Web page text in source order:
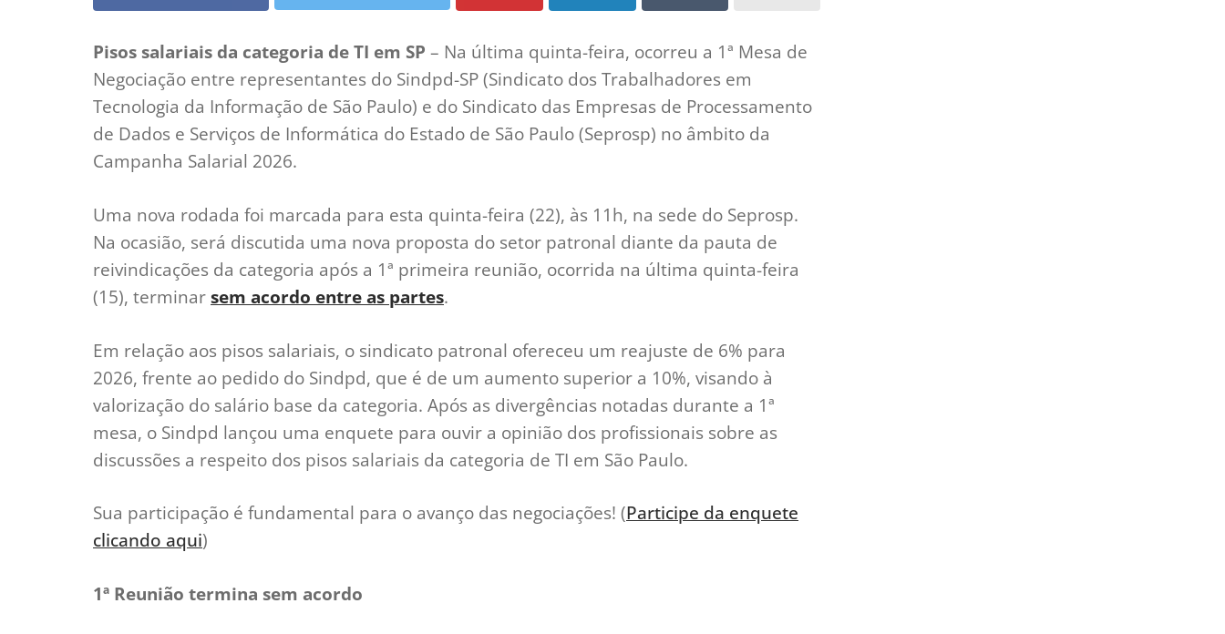
Pisos salariais da categoria de TI em SP – Na última quinta-feira, ocorreu a 1ª Mesa de
Negociação entre representantes do Sindpd-SP (Sindicato dos Trabalhadores em
Tecnologia da Informação de São Paulo) e do Sindicato das Empresas de Processamento
de Dados e Serviços de Informática do Estado de São Paulo (Seprosp) no âmbito da
Campanha Salarial 2026.
Uma nova rodada foi marcada para esta quinta-feira (22), às 11h, na sede do Seprosp.
Na ocasião, será discutida uma nova proposta do setor patronal diante da pauta de
reivindicações da categoria após a 1ª primeira reunião, ocorrida na última quinta-feira
(15), terminarsem acordo entre as partes.
Em relação aos pisos salariais, o sindicato patronal ofereceu um reajuste de 6% para
2026, frente ao pedido do Sindpd, que é de um aumento superior a 10%, visando à
valorização do salário base da categoria. Após as divergências notadas durante a 1ª
mesa, o Sindpd lançou uma enquete para ouvir a opinião dos profissionais sobre as
discussões a respeito dos pisos salariais da categoria de TI em São Paulo.
Sua participação é fundamental para o avanço das negociações! (Participe da enquete
clicando aqui)
1ª Reunião termina sem acordo